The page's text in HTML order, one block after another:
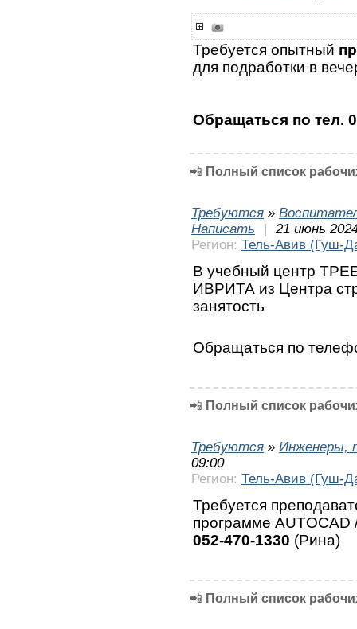
Требуется опытный
для подработки в
Обращаться по тел.
📲 Полный список
Требуются »
Написать
|
21 июнь
Регион: Тель-Авив (Гуш-
В учебный центр
ИВРИТА из Центра
занятость
Обращаться по
📲 Полный список
Требуются » Инженеры,
09:00
Регион: Тель-Авив (Гуш-
Требуется
программе
052-470-1330 (Рина)
📲 Полный список